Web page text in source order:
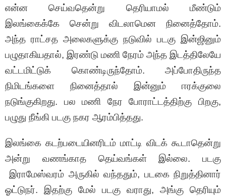
என்ன செய்வதென்று தெரியாமல் மீண்டும்
இலங்கைக்கே சென்று விடலாமென நினைத்தோம்.
அந்த ராட்சத அலைகளுக்கு நடுவில் படகு இன்ஜினும்
பழுதாகியதால், இரண்டு மணி நேரம் அந்த இடத்திலேயே
வட்டமிட்டுக் கொண்டிருந்தோம். அப்போதிருந்த
நிமிடங்களை நினைத்தால் இன்னும் ஈரக்குலை
நடுங்குகிறது. பல மணி நேர போராட்டத்திற்கு பிறகு,
பழுது நீங்கி படகு நகர ஆரம்பித்தது.
இலங்கை கடற்படையினரிடம் மாட்டி விடக் கூடாதென்று
அன்று வணங்காத தெய்வங்கள் இல்லை. படகு
இராமேஸ்வரம் அருகில் வந்ததும், படகை நிறுத்தினார்
ஓட்டுநர். இதற்கு மேல் படகு வராது, அங்கு தெரியும்